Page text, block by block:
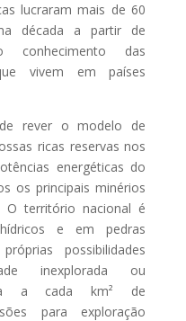
lucraram mais de 60
década a partir de
conhecimento das
vivem em países
rever o modelo de
ricas reservas nos
energéticas do
os principais minérios
O território nacional é
e em pedras
possibilidades
inexplorada ou
a cada km² de
para exploração